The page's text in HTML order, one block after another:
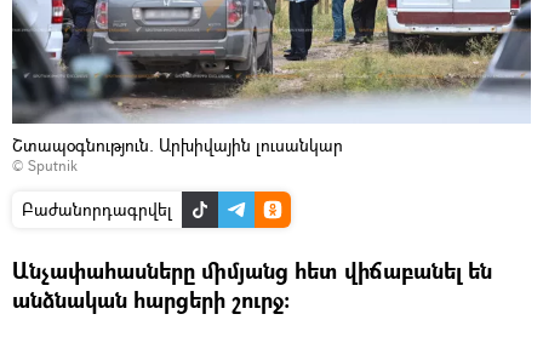
Շտապօգնություն. Արխիվային լուսանկար
© Sputnik
Բաժանորդագրվել
Անչափահասները միմյանց հետ վիճաբանել են
անձնական հարցերի շուրջ։